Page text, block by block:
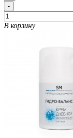
-
В корзину